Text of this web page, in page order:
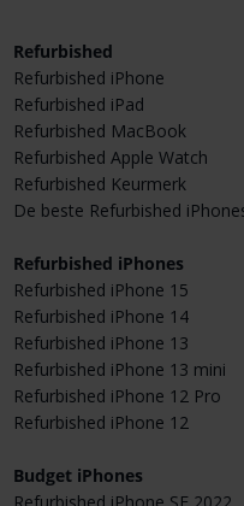
Refurbished
Refurbished iPhone
Refurbished iPad
Refurbished MacBook
Refurbished Apple Watch
Refurbished Keurmerk
De beste Refurbished
Refurbished iPhones
Refurbished iPhone 15
Refurbished iPhone 14
Refurbished iPhone 13
Refurbished iPhone 13 mini
Refurbished iPhone 12 Pro
Refurbished iPhone 12
Budget iPhones
Refurbished iPhone SE 2022